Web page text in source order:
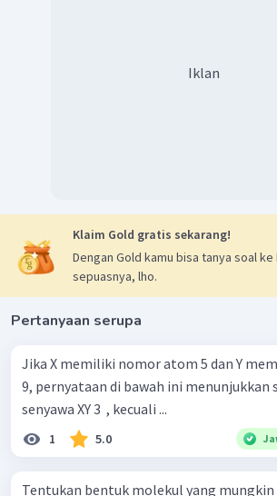
Iklan
Klaim Gold gratis sekarang!
Dengan Gold kamu bisa tanya soal ke
sepuasnya, lho.
Pertanyaan serupa
Jika X memiliki nomor atom 5 dan Y
9, pernyataan di bawah ini
senyawa XY 3 ​ , kecuali ...
1 5.0
Tentukan bentuk molekul yang mungkin dari: a. BF 3